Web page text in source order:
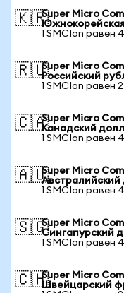
🇰🇷Super Micro
1 SMCIon равен
🇷🇺Super Micro
Российский
1 SMCIon равен
🇨🇦Super Micro
Канадский
1 SMCIon равен
🇦🇺Super Micro
Австралийский
1 SMCIon равен
🇸🇬Super Micro
Сингапурский
1 SMCIon равен
🇨🇭Super Micro
Швейцарский